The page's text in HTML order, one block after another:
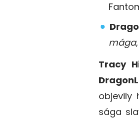
mága
Tracy
objevily
sága